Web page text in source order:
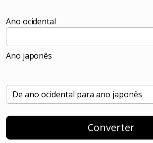
Ano ocidental
Ano japonês
Converter